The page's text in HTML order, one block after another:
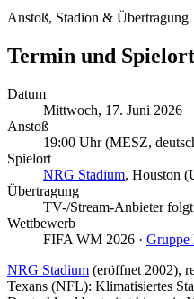
Anstoß, Stadion & Übertragung
Termin und
Datum
Mittwoch, 17. Juni 2026
Anstoß
19:00 Uhr(MESZ,
Spielort
NRG Stadium, Houston
Übertragung
TV-/Stream-Anbieter folgt
Wettbewerb
FIFA WM 2026 · Gruppe
NRG Stadium (eröffnet 2002),
Texans (NFL): Klimatisiertes